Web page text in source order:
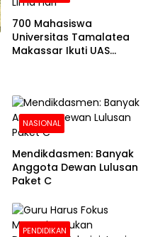
700 Mahasiswa
Universitas Tamalatea
Makassar Ikuti UAS
NASIONAL
Mendikdasmen: Banyak
Anggota Dewan Lulusan
Paket C
PENDIDIKAN